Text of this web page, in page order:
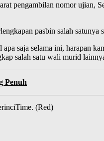
pengambilan nomor ujian,
pasbin salah satunya
saja selama ini, harapan
salah satu wali murid
Penuh
(Red)